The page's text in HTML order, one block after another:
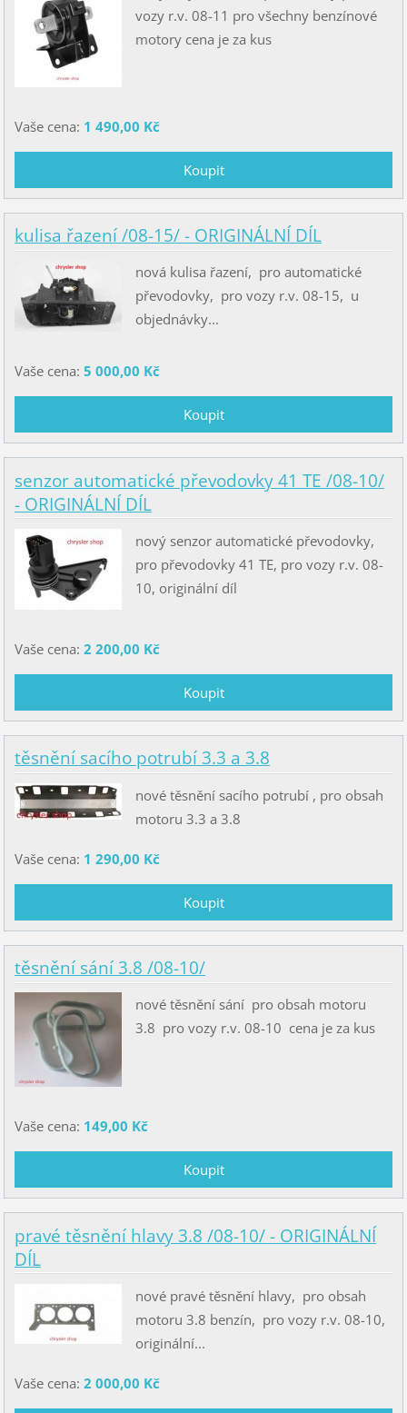
vozy r.v. 08-11 pro všechny benzínové
motory cena je za kus
Vaše cena: 1 490,00 Kč
kulisa řazení /08-15/ - ORIGINÁLNÍ DÍL
nová kulisa řazení, pro automatické
převodovky, pro vozy r.v. 08-15, u
objednávky...
Vaše cena: 5 000,00 Kč
senzor automatické převodovky 41 TE /08-10/
- ORIGINÁLNÍ DÍL
nový senzor automatické převodovky,
pro převodovky 41 TE, pro vozy r.v. 08-
10, originální díl
Vaše cena: 2 200,00 Kč
těsnění sacího potrubí 3.3 a 3.8
nové těsnění sacího potrubí , pro obsah
motoru 3.3 a 3.8
Vaše cena: 1 290,00 Kč
těsnění sání 3.8 /08-10/
nové těsnění sání pro obsah motoru
3.8 pro vozy r.v. 08-10 cena je za kus
Vaše cena: 149,00 Kč
pravé těsnění hlavy 3.8 /08-10/ - ORIGINÁLNÍ
DÍL
nové pravé těsnění hlavy, pro obsah
motoru 3.8 benzín, pro vozy r.v. 08-10,
originální...
Vaše cena: 2 000,00 Kč